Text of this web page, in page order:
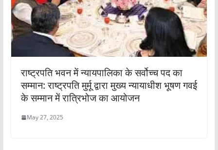
राष्ट्रपति भवन में न्यायपालिका के सर्वोच्च पद का
सम्मान: राष्ट्रपति मुर्मू द्वारा मुख्य न्यायाधीश भूषण गवई
के सम्मान में रात्रिभोज का आयोजन
May 27, 2025